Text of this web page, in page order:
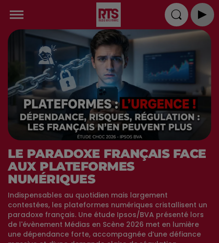
LE PARADOXE FRANÇAIS FACE
AUX PLATEFORMES
NUMÉRIQUES
Indispensables au quotidien mais largement
contestées, les plateformes numériques cristallisent un
paradoxe français. Une étude Ipsos/BVA présenté lors
de l'évènement Médias en Scène 2026 met en lumière
une dépendance forte, accompagnée d’une défiance